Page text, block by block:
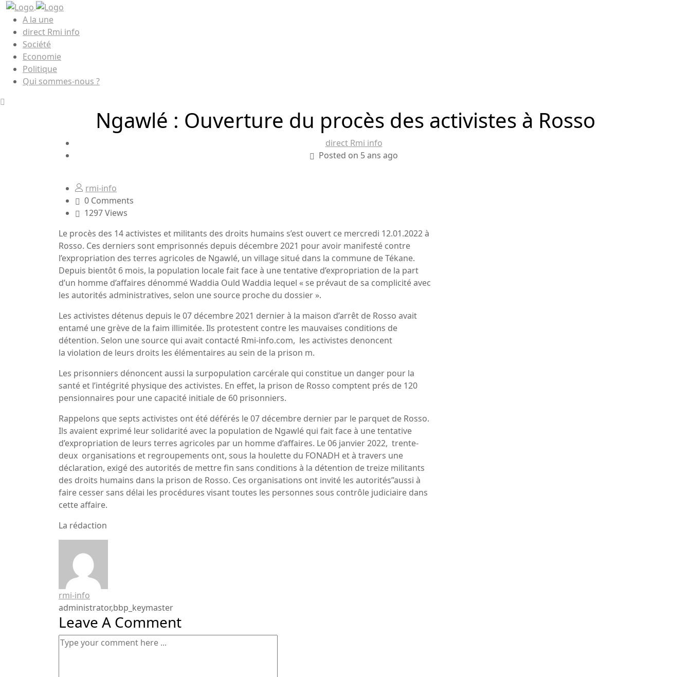
A la une
direct Rmi info
Société
Economie
Politique
Qui sommes-nous ?
Ngawlé : Ouverture du procès des activistes à Rosso
direct Rmi info
Posted on 5 ans ago
rmi-info
0 Comments
1297 Views
Le procès des 14 activistes et militants des droits humains s’est ouvert ce mercredi 12.01.2022 à
Rosso. Ces derniers sont emprisonnés depuis décembre 2021 pour avoir manifesté contre
l’expropriation des terres agricoles de Ngawlé, un village situé dans la commune de Tékane.
Depuis bientôt 6 mois, la population locale fait face à une tentative d’expropriation de la part
d’un homme d’affaires dénommé Waddia Ould Waddia lequel « se prévaut de sa complicité avec
les autorités administratives, selon une source proche du dossier ».
Les activistes détenus depuis le 07 décembre 2021 dernier à la maison d’arrêt de Rosso avait
entamé une grève de la faim illimitée. Ils protestent contre les mauvaises conditions de
détention. Selon une source qui avait contacté Rmi-info.com, les activistes denoncent
la violation de leurs droits les élémentaires au sein de la prison m.
Les prisonniers dénoncent aussi la surpopulation carcérale qui constitue un danger pour la
santé et l’intégrité physique des activistes. En effet, la prison de Rosso comptent prés de 120
pensionnaires pour une capacité initiale de 60 prisonniers.
Rappelons que septs activistes ont été déférés le 07 décembre dernier par le parquet de Rosso.
Ils avaient exprimé leur solidarité avec la population de Ngawlé qui fait face à une tentative
d’expropriation de leurs terres agricoles par un homme d’affaires. Le 06 janvier 2022, trente-
deux organisations et regroupements ont, sous la houlette du FONADH et à travers une
déclaration, exigé des autorités de mettre fin sans conditions à la détention de treize militants
des droits humains dans la prison de Rosso. Ces organisations ont invité les autorités’’aussi à
faire cesser sans délai les procédures visant toutes les personnes sous contrôle judiciaire dans
cette affaire.
La rédaction
rmi-info
administrator,bbp_keymaster
Leave A Comment